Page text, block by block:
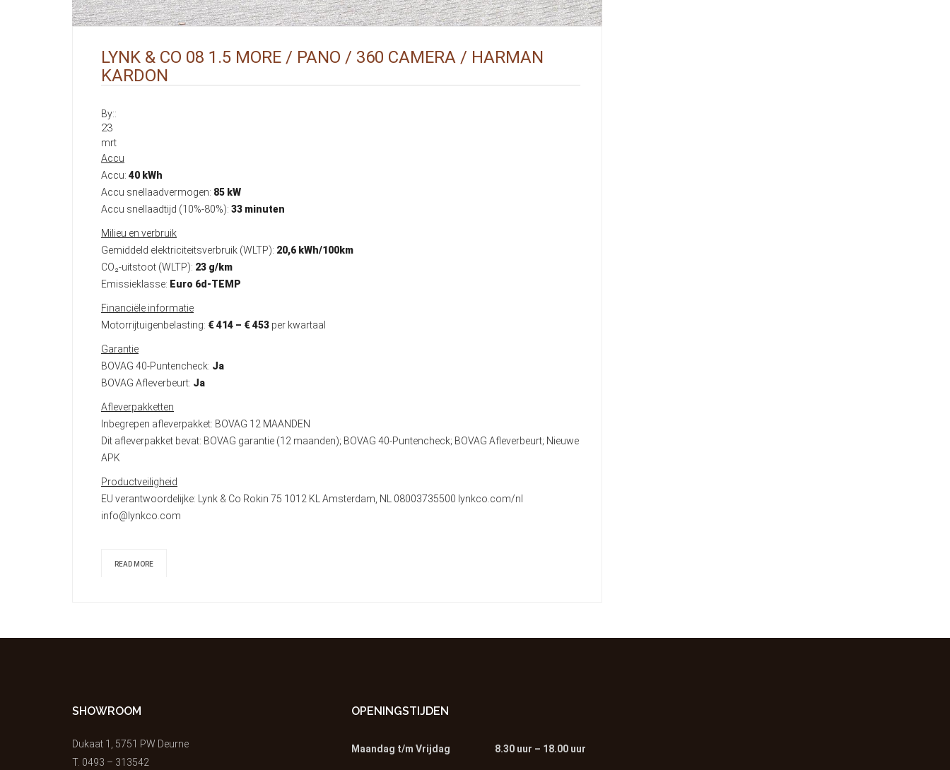
LYNK & CO 08 1.5 MORE / PANO / 360 CAMERA / HARMAN
KARDON
By::
23
mrt
Accu
Accu: 40 kWh
Accu snellaadvermogen: 85 kW
Accu snellaadtijd (10%-80%): 33 minuten
Milieu en verbruik
Gemiddeld elektriciteitsverbruik (WLTP): 20,6 kWh/100km
CO₂-uitstoot (WLTP): 23 g/km
Emissieklasse: Euro 6d-TEMP
Financiële informatie
Motorrijtuigenbelasting: € 414 – € 453 per kwartaal
Garantie
BOVAG 40-Puntencheck: Ja
BOVAG Afleverbeurt: Ja
Afleverpakketten
Inbegrepen afleverpakket: BOVAG 12 MAANDEN
Dit afleverpakket bevat: BOVAG garantie (12 maanden); BOVAG 40-Puntencheck; BOVAG Afleverbeurt; Nieuwe
APK
Productveiligheid
EU verantwoordelijke: Lynk & Co Rokin 75 1012 KL Amsterdam, NL 08003735500 lynkco.com/nl
info@lynkco.com
READ MORE
SHOWROOM
Dukaat 1, 5751 PW Deurne
T. 0493 – 313542
OPENINGSTIJDEN
Maandag t/m Vrijdag 8.30 uur – 18.00 uur